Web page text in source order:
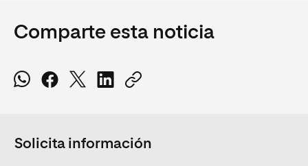
Comparte esta noticia
Solicita información